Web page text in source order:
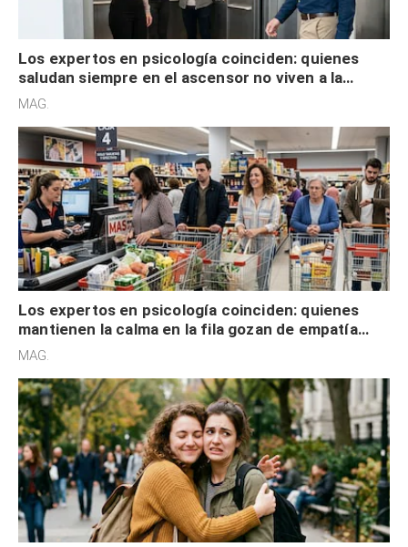
Los expertos en psicología coinciden: quienes
saludan siempre en el ascensor no viven a la
defensiva y tienen apertura social
MAG.
Los expertos en psicología coinciden: quienes
mantienen la calma en la fila gozan de empatía
cognitiva, gratitud y no solo tienen autocontrol
MAG.